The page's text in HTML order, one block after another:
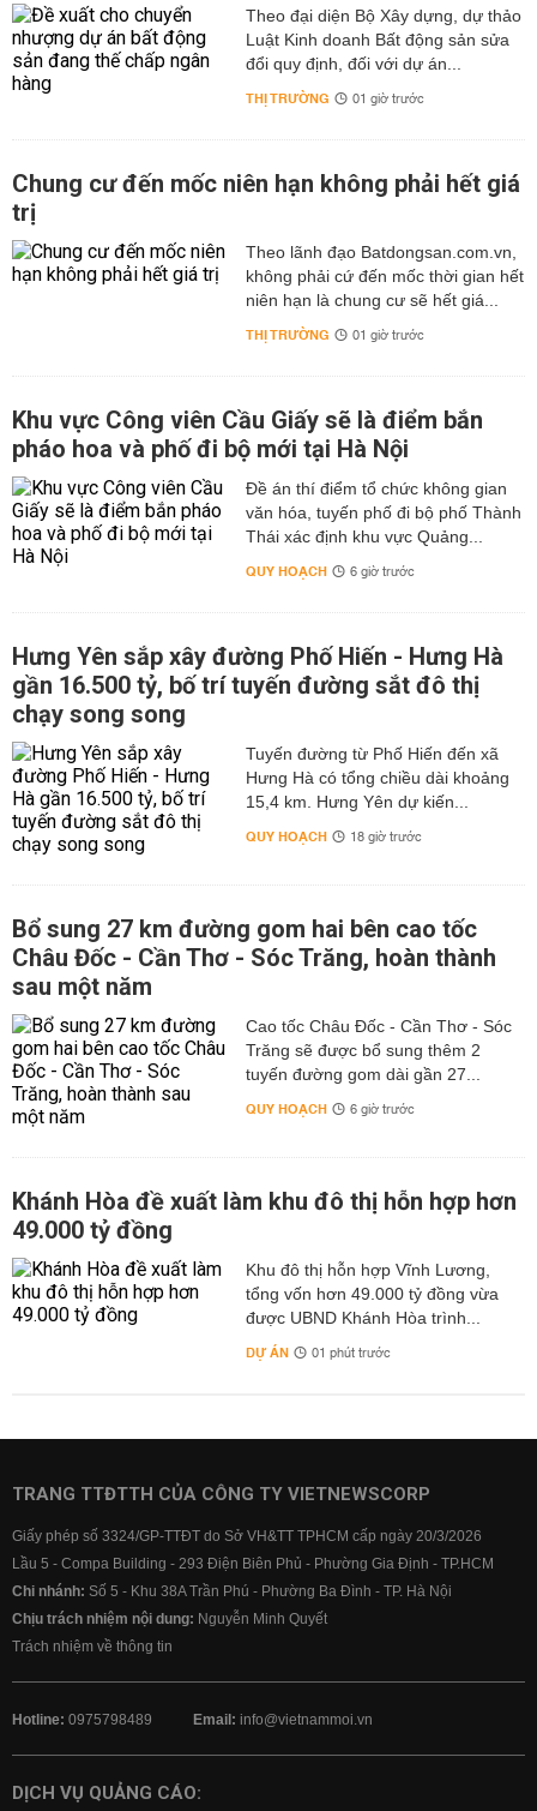
Theo đại diện Bộ Xây dựng, dự thảo
Luật Kinh doanh Bất động sản sửa
đổi quy định, đối với dự án...
THỊ TRƯỜNG 01 giờ trước
Chung cư đến mốc niên hạn không phải hết giá
trị
Theo lãnh đạo Batdongsan.com.vn,
không phải cứ đến mốc thời gian hết
niên hạn là chung cư sẽ hết giá...
THỊ TRƯỜNG 01 giờ trước
Khu vực Công viên Cầu Giấy sẽ là điểm bắn
pháo hoa và phố đi bộ mới tại Hà Nội
Đề án thí điểm tổ chức không gian
văn hóa, tuyến phố đi bộ phố Thành
Thái xác định khu vực Quảng...
QUY HOẠCH 6 giờ trước
Hưng Yên sắp xây đường Phố Hiến - Hưng Hà
gần 16.500 tỷ, bố trí tuyến đường sắt đô thị
chạy song song
Tuyến đường từ Phố Hiến đến xã
Hưng Hà có tổng chiều dài khoảng
15,4 km. Hưng Yên dự kiến...
QUY HOẠCH 18 giờ trước
Bổ sung 27 km đường gom hai bên cao tốc
Châu Đốc - Cần Thơ - Sóc Trăng, hoàn thành
sau một năm
Cao tốc Châu Đốc - Cần Thơ - Sóc
Trăng sẽ được bổ sung thêm 2
tuyến đường gom dài gần 27...
QUY HOẠCH 6 giờ trước
Khánh Hòa đề xuất làm khu đô thị hỗn hợp hơn
49.000 tỷ đồng
Khu đô thị hỗn hợp Vĩnh Lương,
tổng vốn hơn 49.000 tỷ đồng vừa
được UBND Khánh Hòa trình...
DỰ ÁN 01 phút trước
TRANG TTĐTTH CỦA CÔNG TY VIETNEWSCORP
Giấy phép số 3324/GP-TTĐT do Sở VH&TT TPHCM cấp ngày 20/3/2026
Lầu 5 - Compa Building - 293 Điện Biên Phủ - Phường Gia Định - TP.HCM
Chi nhánh: Số 5 - Khu 38A Trần Phú - Phường Ba Đình - TP. Hà Nội
Chịu trách nhiệm nội dung: Nguyễn Minh Quyết
Trách nhiệm về thông tin
Hotline: 0975798489 Email: info@vietnammoi.vn
DỊCH VỤ QUẢNG CÁO: